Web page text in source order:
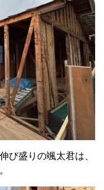
び盛りの颯太君は、